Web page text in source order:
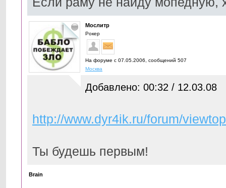
Мослитр
Рокер
На форуме с 07.05.2006, cообщений 507
Москва
Добавлено: 00:32 / 12.03.08
http://www.dyr4ik.ru/forum/
Ты будешь первым!
Brain